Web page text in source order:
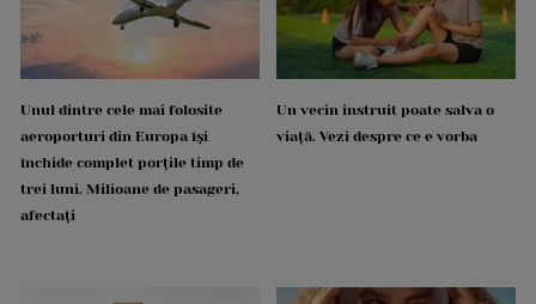
Unul dintre cele mai folosite
aeroporturi din Europa își
închide complet porțile timp de
trei luni. Milioane de pasageri,
afectați
Un vecin instruit poate salva o
viață. Vezi despre ce e vorba